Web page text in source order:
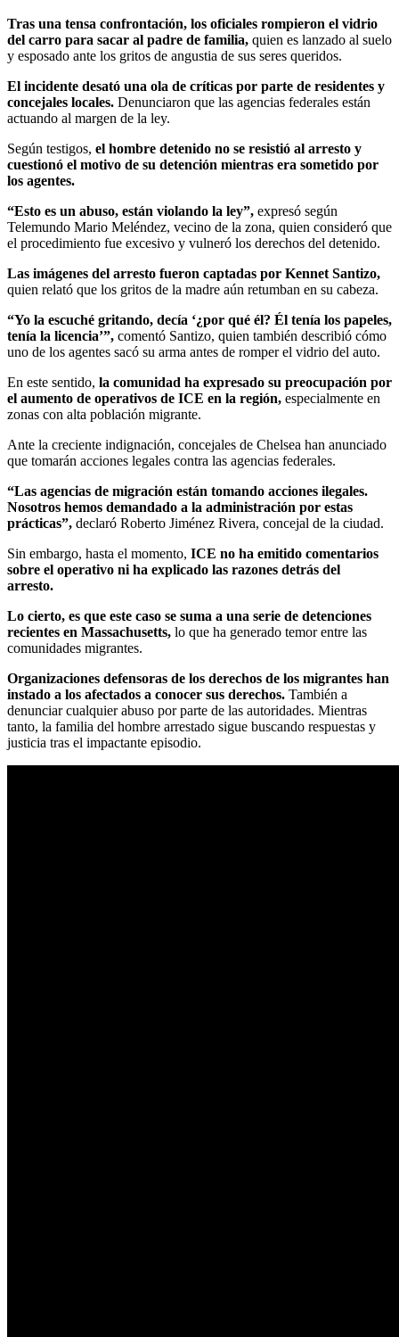
Tras una tensa confrontación, los oficiales rompieron el vidrio
del carro para sacar al padre de familia, quien es lanzado al suelo
y esposado ante los gritos de angustia de sus seres queridos.
El incidente desató una ola de críticas por parte de residentes y
concejales locales. Denunciaron que las agencias federales están
actuando al margen de la ley.
Según testigos, el hombre detenido no se resistió al arresto y
cuestionó el motivo de su detención mientras era sometido por
los agentes.
“Esto es un abuso, están violando la ley”, expresó según
Telemundo Mario Meléndez, vecino de la zona, quien consideró que
el procedimiento fue excesivo y vulneró los derechos del detenido.
Las imágenes del arresto fueron captadas por Kennet Santizo,
quien relató que los gritos de la madre aún retumban en su cabeza.
“Yo la escuché gritando, decía ‘¿por qué él? Él tenía los papeles,
tenía la licencia’”, comentó Santizo, quien también describió cómo
uno de los agentes sacó su arma antes de romper el vidrio del auto.
En este sentido, la comunidad ha expresado su preocupación por
el aumento de operativos de ICE en la región, especialmente en
zonas con alta población migrante.
Ante la creciente indignación, concejales de Chelsea han anunciado
que tomarán acciones legales contra las agencias federales.
“Las agencias de migración están tomando acciones ilegales.
Nosotros hemos demandado a la administración por estas
prácticas”, declaró Roberto Jiménez Rivera, concejal de la ciudad.
Sin embargo, hasta el momento, ICE no ha emitido comentarios
sobre el operativo ni ha explicado las razones detrás del
arresto.
Lo cierto, es que este caso se suma a una serie de detenciones
recientes en Massachusetts, lo que ha generado temor entre las
comunidades migrantes.
Organizaciones defensoras de los derechos de los migrantes han
instado a los afectados a conocer sus derechos. También a
denunciar cualquier abuso por parte de las autoridades. Mientras
tanto, la familia del hombre arrestado sigue buscando respuestas y
justicia tras el impactante episodio.